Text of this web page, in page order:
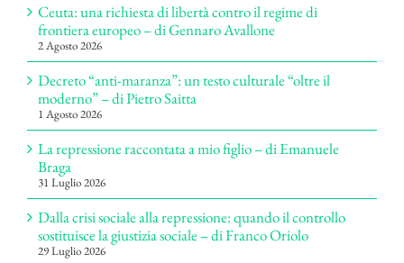
Ceuta: una richiesta di libertà contro il regime di
frontiera europeo – di Gennaro Avallone
2 Agosto 2026
Decreto “anti-maranza”: un testo culturale “oltre il
moderno” – di Pietro Saitta
1 Agosto 2026
La repressione raccontata a mio figlio – di Emanuele
Braga
31 Luglio 2026
Dalla crisi sociale alla repressione: quando il controllo
sostituisce la giustizia sociale – di Franco Oriolo
29 Luglio 2026